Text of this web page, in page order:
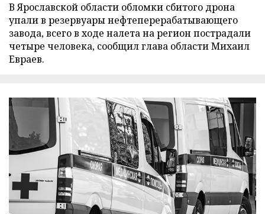
В Ярославской области обломки сбитого дрона
упали в резервуары нефтеперерабатывающего
завода, всего в ходе налета на регион пострадали
четыре человека, сообщил глава области Михаил
Евраев.